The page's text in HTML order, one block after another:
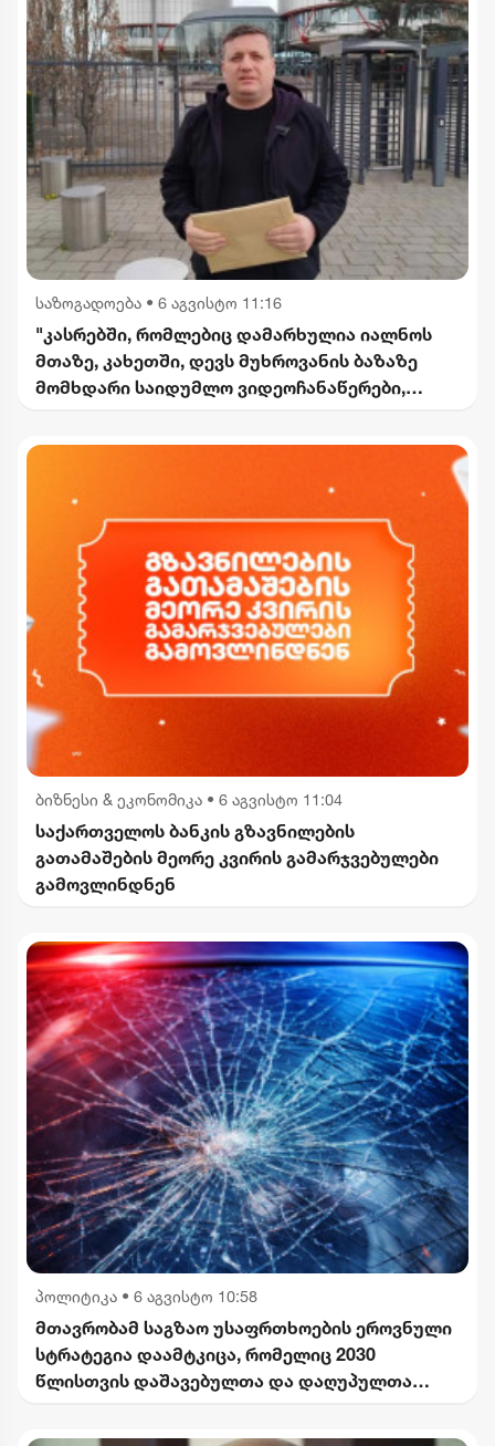
საზოგადოება • 6 აგვისტო 11:16
"კასრებში, რომლებიც დამარხულია იალნოს
მთაზე, კახეთში, დევს მუხროვანის ბაზაზე
მომხდარი საიდუმლო ვიდეოჩანაწერები,
ბიზნესი & ეკონომიკა • 6 აგვისტო 11:04
საქართველოს ბანკის გზავნილების
გათამაშების მეორე კვირის გამარჯვებულები
გამოვლინდნენ
პოლიტიკა • 6 აგვისტო 10:58
მთავრობამ საგზაო უსაფრთხოების ეროვნული
სტრატეგია დაამტკიცა, რომელიც 2030
წლისთვის დაშავებულთა და დაღუპულთა
ითვალისწინებს